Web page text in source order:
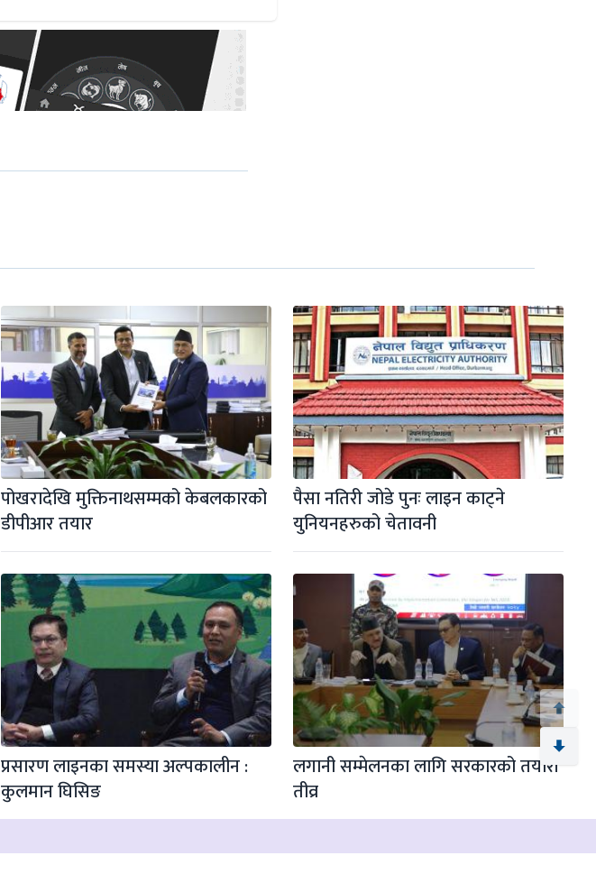
पोखरादेखि मुक्तिनाथसम्मको केबलकारको
डीपीआर तयार
पैसा नतिरी जोडे पुनः लाइन काट्ने
युनियनहरुको चेतावनी
प्रसारण लाइनका समस्या अल्पकालीन :
कुलमान घिसिङ
लगानी सम्मेलनका लागि सरकारको तयारी
तीव्र